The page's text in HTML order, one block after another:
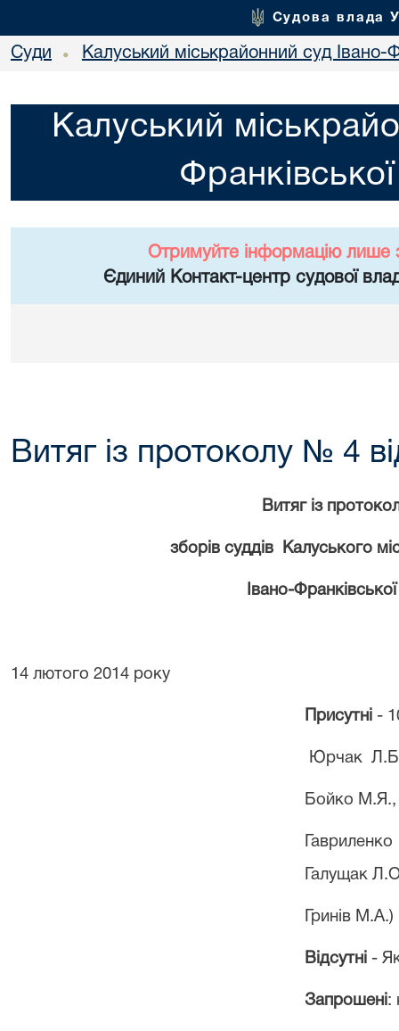
Судова влада
Суди • Калуський міськрайонний суд Івано-
Калуський
Отримуйте інформацію лише
Єдиний Контакт-центр судової
Витяг із протоколу № 4
Витяг із п
зборів суддів Калуського
Івано-
14 лютого 2014 року
Присутні -
Юрчак
Бойко
Галущак
Гринів М.А.)
Відсутні -
Запрошені: